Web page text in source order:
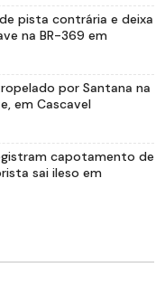
pista contrária e deixa
na BR-369 em
por Santana na
em Cascavel
capotamento de
sai ileso em